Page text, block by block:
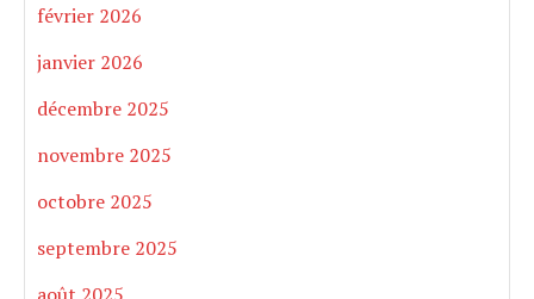
février 2026
janvier 2026
décembre 2025
novembre 2025
octobre 2025
septembre 2025